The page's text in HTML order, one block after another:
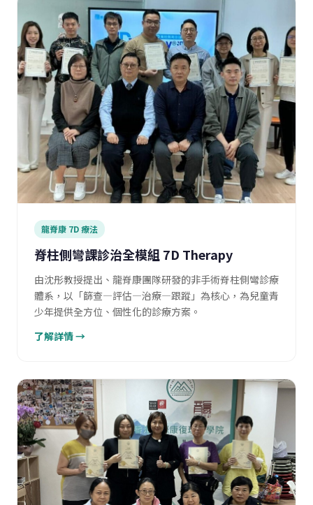
龍脊康 7D 療法
脊柱側彎課診治全模組 7D Therapy
由沈彤教授提出、龍脊康團隊研發的非手術脊柱側彎診療
體系，以「篩查—評估—治療—跟蹤」為核心，為兒童青
少年提供全方位、個性化的診療方案。
了解詳情 →